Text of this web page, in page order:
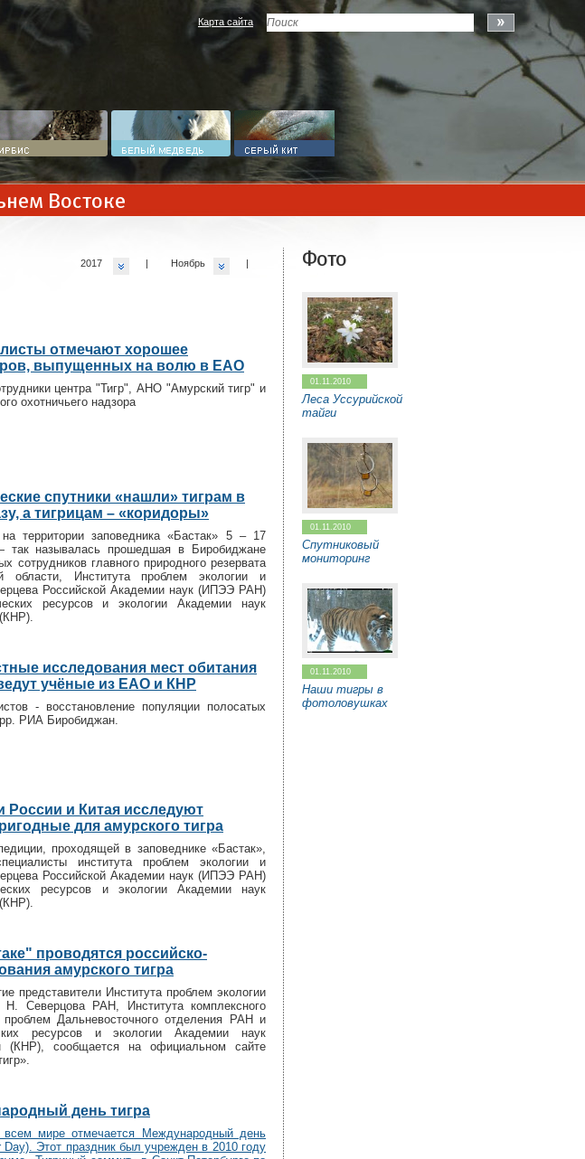
Карта сайта
Востоке
Ноябрь |
2017 |
отмечают хорошее
выпущенных на волю в ЕАО
центра "Тигр", АНО "Амурский тигр" и
охотничьего надзора
спутники «нашли» тиграм в
а тигрицам – «коридоры»
территории заповедника «Бастак» 5 – 17
так называлась прошедшая в Биробиджане
сотрудников главного природного резервата
области, Института проблем экологии и
Российской Академии наук (ИПЭЭ РАН)
ресурсов и экологии Академии наук
исследования мест обитания
учёные из ЕАО и КНР
- восстановление популяции полосатых
РИА Биробиджан.
России и Китая исследуют
для амурского тигра
проходящей в заповеднике «Бастак»,
института проблем экологии и
Российской Академии наук (ИПЭЭ РАН)
ресурсов и экологии Академии наук
проводятся российско-
амурского тигра
представители Института проблем экологии
Северцова РАН, Института комплексного
проблем Дальневосточного отделения РАН и
ресурсов и экологии Академии наук
(КНР), сообщается на официальном сайте
день тигра
мире отмечается Международный день
Day). Этот праздник был учрежден в 2010 году
Фото
01.11.2010
Леса Уссурийской
тайги
01.11.2010
Спутниковый
мониторинг
01.11.2010
Наши тигры в
фотоловушках